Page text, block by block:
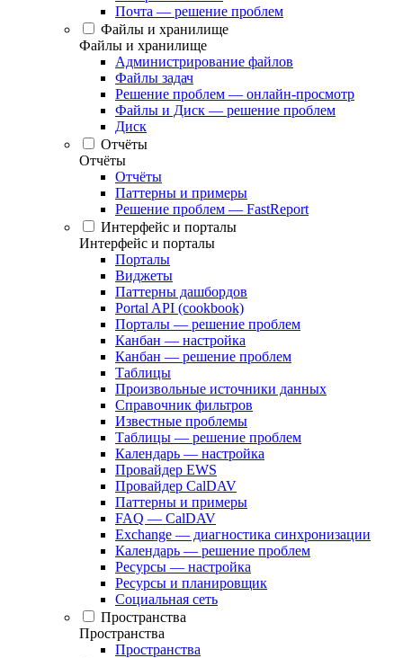
Почта — решение проблем
Файлы и хранилище
Файлы и хранилище
Администрирование файлов
Файлы задач
Решение проблем — онлайн-просмотр
Файлы и Диск — решение проблем
Диск
Отчёты
Отчёты
Отчёты
Паттерны и примеры
Решение проблем — FastReport
Интерфейс и порталы
Интерфейс и порталы
Порталы
Виджеты
Паттерны дашбордов
Portal API (cookbook)
Порталы — решение проблем
Канбан — настройка
Канбан — решение проблем
Таблицы
Произвольные источники данных
Справочник фильтров
Известные проблемы
Таблицы — решение проблем
Календарь — настройка
Провайдер EWS
Провайдер CalDAV
Паттерны и примеры
FAQ — CalDAV
Exchange — диагностика синхронизации
Календарь — решение проблем
Ресурсы — настройка
Ресурсы и планировщик
Социальная сеть
Пространства
Пространства
Пространства